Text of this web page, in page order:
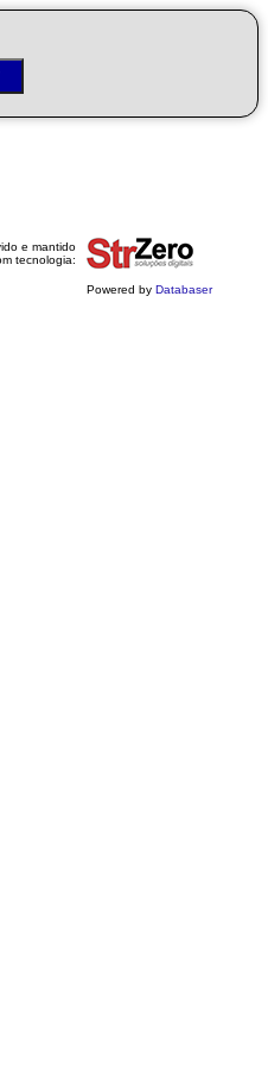
e mantido
tecnologia:
Powered by Databaser